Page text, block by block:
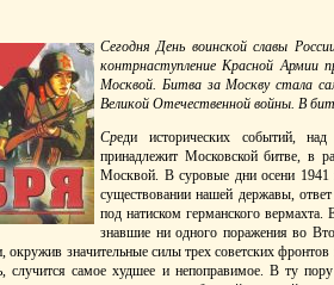
Сегодня День воинской славы
контрнаступление Красной Армии
Москвой. Битва за Москву стала
Великой Отечественной войны. В
Среди исторических событий,
принадлежит Московской битве, в
Москвой. В суровые дни осени 1941
существовании нашей державы,
под натиском германского
знавшие ни одного поражения во
окружив значительные силы трех советских
случится самое худшее и непоправимое. В ту